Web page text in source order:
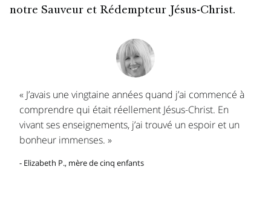
notre Sauveur et Rédempteur Jésus-Christ.
« J’avais une vingtaine années quand j’ai commencé à
comprendre qui était réellement Jésus-Christ. En
vivant ses enseignements, j’ai trouvé un espoir et un
bonheur immenses. »
- Elizabeth P., mère de cinq enfants